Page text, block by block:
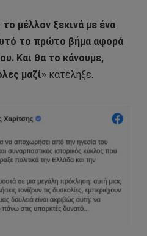
μέλλον ξεκινά με ένα
το πρώτο βήμα αφορά
Και θα το κάνουμε,
μαζί» κατέληξε.